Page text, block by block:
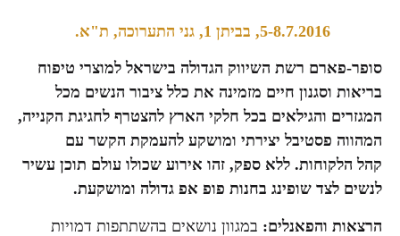
5-8.7.2016, בביתן 1, גני התערוכה, ת"א.
סופר-פארם רשת השיווק הגדולה בישראל למוצרי טיפוח
בריאות וסגנון חיים מזמינה את כלל ציבור הנשים מכל
המגזרים והגילאים בכל חלקי הארץ להצטרף לחגיגת הקנייה,
המהווה פסטיבל יצירתי ומושקע להעמקת הקשר עם
קהל הלקוחות. ללא ספק, זהו אירוע שכולו עולם תוכן עשיר
לנשים לצד שופינג בחנות פופ אפ גדולה ומושקעת.
הרצאות והפאנלים:במגוון נושאים בהשתתפות דמויות